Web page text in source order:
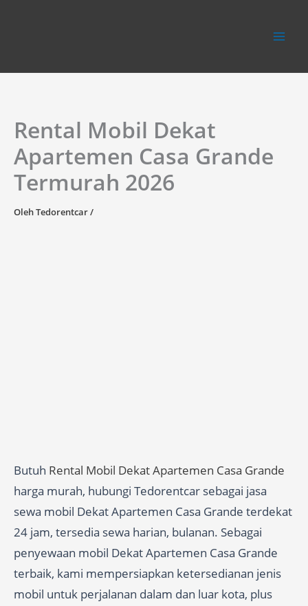
Rental Mobil Dekat
Apartemen Casa Grande
Termurah 2026
OlehTedorentcar/
Butuh Rental Mobil Dekat Apartemen Casa Grande
harga murah, hubungi Tedorentcar sebagai jasa
sewa mobil Dekat Apartemen Casa Grande terdekat
24 jam, tersedia sewa harian, bulanan. Sebagai
penyewaan mobil Dekat Apartemen Casa Grande
terbaik, kami mempersiapkan ketersedianan jenis
mobil untuk perjalanan dalam dan luar kota, plus